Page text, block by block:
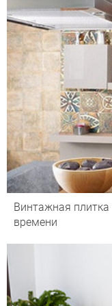
Винтажная
времени